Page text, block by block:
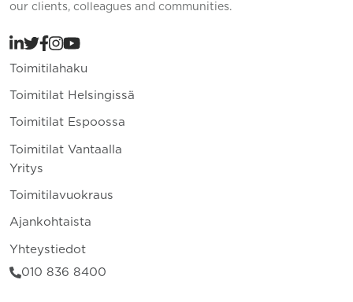
our clients, colleagues and communities.
Toimitilahaku
Toimitilat Helsingissä
Toimitilat Espoossa
Toimitilat Vantaalla
Yritys
Toimitilavuokraus
Ajankohtaista
Yhteystiedot
010 836 8400